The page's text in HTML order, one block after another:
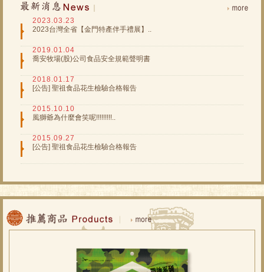
2023.03.23
2023台灣全省【金門特產伴手禮展】..
2019.01.04
喬安牧場(股)公司食品安全規範聲明書
2018.01.17
[公告] 聖祖食品花生檢驗合格報告
2015.10.10
風獅爺為什麼會笑呢!!!!!!!!!..
2015.09.27
[公告] 聖祖食品花生檢驗合格報告